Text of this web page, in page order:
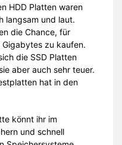
HDD Platten waren
langsam und laut.
die Chance, für
zu kaufen.
die SSD Platten
aber auch sehr teuer.
hat in den
könnt ihr im
und schnell